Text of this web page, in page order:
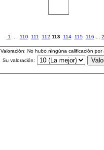
1 110 111 112 113 114 115 116
Valoración: No hubo ningúna calificación por
Su valoración: